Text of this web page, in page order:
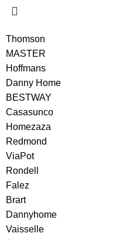
Thomson
MASTER
Hoffmans
Danny Home
BESTWAY
Casasunco
Homezaza
Redmond
ViaPot
Rondell
Falez
Brart
Dannyhome
Vaisselle